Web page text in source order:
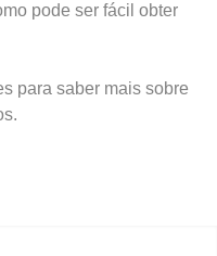
pode ser fácil obter
para saber mais sobre